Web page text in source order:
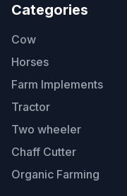
Categories
Cow
Horses
Farm Implements
Tractor
Two wheeler
Chaff Cutter
Organic Farming